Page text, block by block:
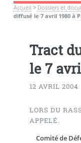
Accueil > Dossiers et
diffusé le 7 avril 1980 à
Tract
le 7
12 AVRIL 2004
LORS DU
APPELÉ.
Comité de